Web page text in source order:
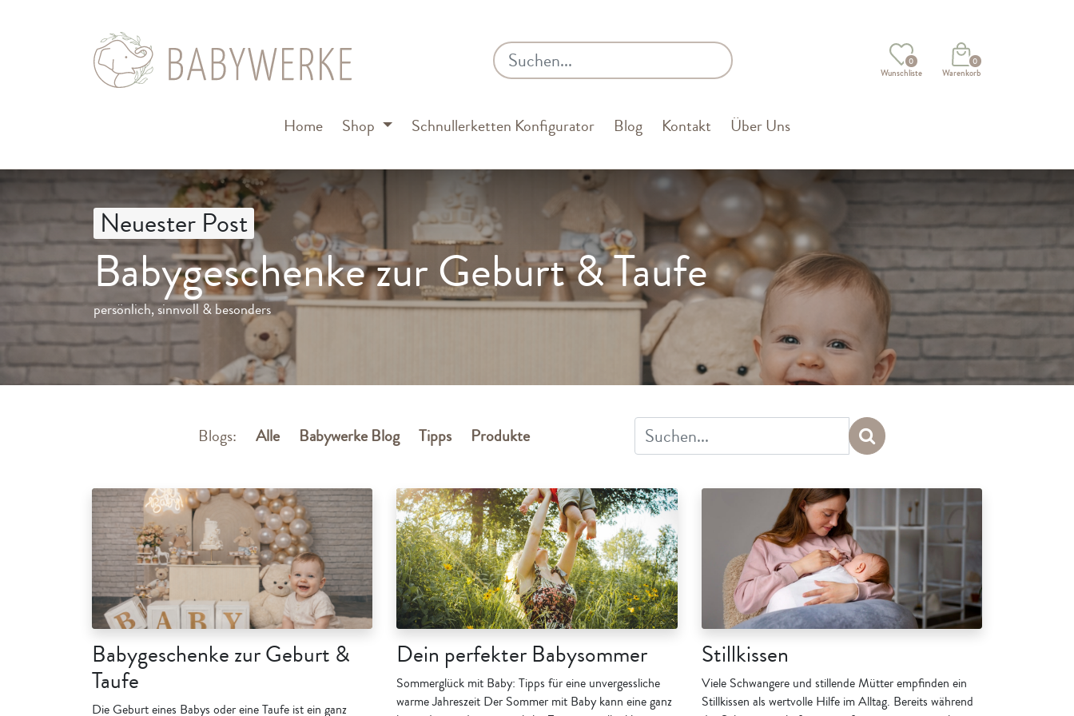
Wunschliste
0
Warenkorb
0
Home Shop Schnullerketten Konfigurator Blog Kontakt Über Uns
Neuester Post
Babygeschenke zur Geburt & Taufe
persönlich, sinnvoll & besonders
Blogs: Alle Babywerke Blog Tipps Produkte
Babygeschenke zur Geburt &
Taufe
Die Geburt eines Babys oder eine Taufe ist ein ganz
Dein perfekter Babysommer
Sommerglück mit Baby: Tipps für eine unvergessliche
warme Jahreszeit Der Sommer mit Baby kann eine ganz
Stillkissen
Viele Schwangere und stillende Mütter empfinden ein
Stillkissen als wertvolle Hilfe im Alltag. Bereits während